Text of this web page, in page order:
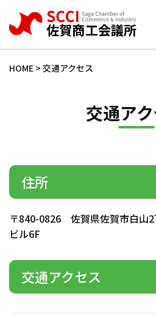
HOME > 交通アクセス
交通ア
住所
〒840-0826 佐賀県佐賀市白山
ビル6F
交通アクセス